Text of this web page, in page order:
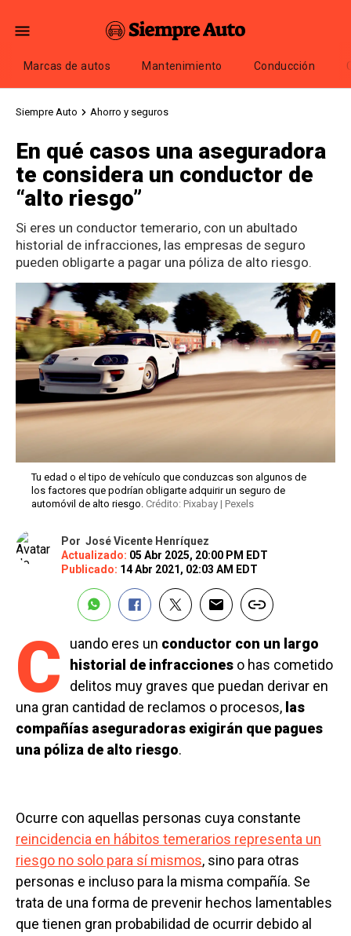
Marcas de autos Mantenimiento Conducción
Siempre Auto Ahorro y seguros
En qué casos una aseguradora
te considera un conductor de
“alto riesgo”
Si eres un conductor temerario, con un abultado
historial de infracciones, las empresas de seguro
pueden obligarte a pagar una póliza de alto riesgo.
Tu edad o el tipo de vehículo que conduzcas son algunos de
los factores que podrían obligarte adquirir un seguro de
automóvil de alto riesgo. Crédito: Pixabay | Pexels
Por José Vicente Henríquez
Actualizado: 05 Abr 2025, 20:00 PM EDT
Publicado: 14 Abr 2021, 02:03 AM EDT
C uando eres un conductor con un largo
historial de infracciones o has cometido
delitos muy graves que puedan derivar en
una gran cantidad de reclamos o procesos, las
compañías aseguradoras exigirán que pagues
una póliza de alto riesgo.
Ocurre con aquellas personas cuya constante
reincidencia en hábitos temerarios representa un
riesgo no solo para sí mismos, sino para otras
personas e incluso para la misma compañía. Se
trata de una forma de prevenir hechos lamentables
que tienen gran probabilidad de ocurrir debido al